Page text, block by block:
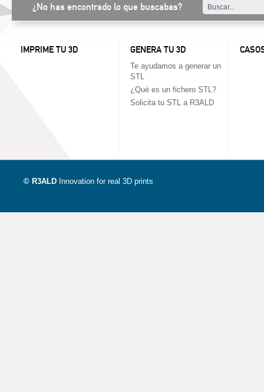
¿No has encontrado lo que buscabas?
IMPRIME TU 3D GENERA TU 3D
Te ayudamos a generar un
STL
¿Qué es un fichero STL?
Solicita tu STL a R3ALD
© R3ALD Innovation for real 3D prints